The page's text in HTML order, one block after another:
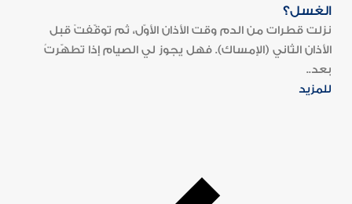
الغسل؟
نزلت قطرات من الدم وقت الأذان الأوّل، ثم توقّفتْ قبل
الأذان الثاني (الإمساك). فهل يجوز لي الصيام إذا تطهّرتُ
بعد..
للمزيد